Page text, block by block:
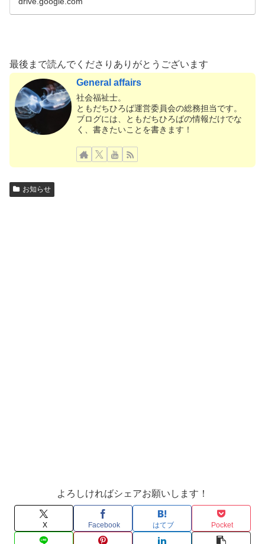
最後まで読んでくださりありがとうございます
General affairs
社会福祉士。
ともだちひろば運営委員会の総務担当です。
ブログには、ともだちひろばの情報だけでな
く、書きたいことを書きます！
お知らせ
よろしければシェアお願いします！
X Facebook はてブ Pocket